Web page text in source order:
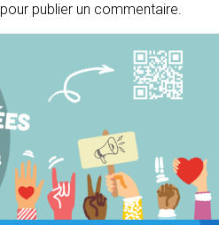
pour publier un commentaire.